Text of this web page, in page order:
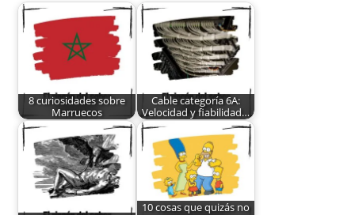
8 curiosidades sobre
Marruecos
Cable categoría 6A:
Velocidad y fiabilidad…
10 cosas que quizás no